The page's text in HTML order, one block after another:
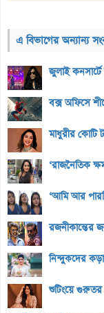
এ বিভাগের অন্যান্য
জুলাই
বক্স অফিসে
মাধুরীর কোটি
‘রাজনৈতিক
‘আমি আর
রজনীকান্তের
নিন্দুকদের
শুটিংয়ে গুরুতর